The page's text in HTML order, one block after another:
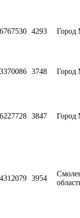
4293 Город
3748 Город
3847 Город
3954